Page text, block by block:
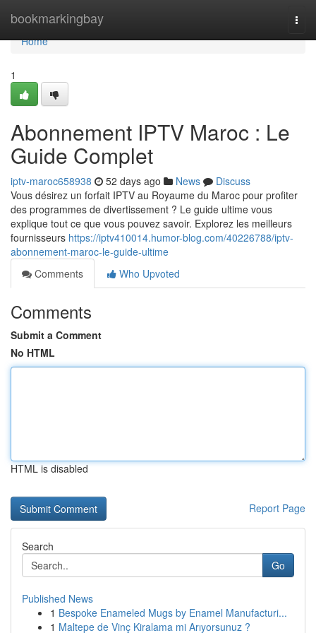
bookmarkingbay
Home
Home
1
Abonnement IPTV Maroc : Le
Guide Complet
iptv-maroc658938 52 days ago News
Discuss
Vous désirez un forfait IPTV au Royaume du Maroc pour profiter
des programmes de divertissement ? Le guide ultime vous
explique tout ce que vous pouvez savoir. Explorez les meilleurs
fournisseurs https://iptv410014.humor-blog.com/40226788/iptv-
abonnement-maroc-le-guide-ultime
Comments
Who Upvoted
Comments
Submit a Comment
No HTML
HTML is disabled
Report Page
Search
Go
Published News
1 Bespoke Enameled Mugs by Enamel Manufacturi...
1 Maltepe de Vinç Kiralama mi Arıyorsunuz ?